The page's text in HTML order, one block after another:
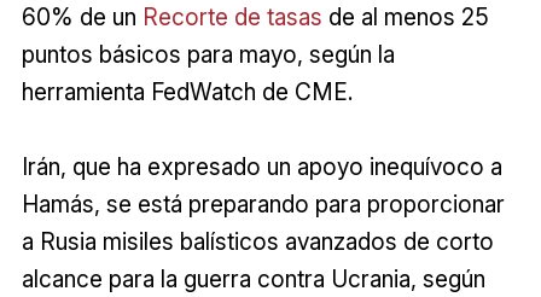
60% de un Recorte de tasas de al menos 25
puntos básicos para mayo, según la
herramienta FedWatch de CME.
Irán, que ha expresado un apoyo inequívoco a
Hamás, se está preparando para proporcionar
a Rusia misiles balísticos avanzados de corto
alcance para la guerra contra Ucrania, según